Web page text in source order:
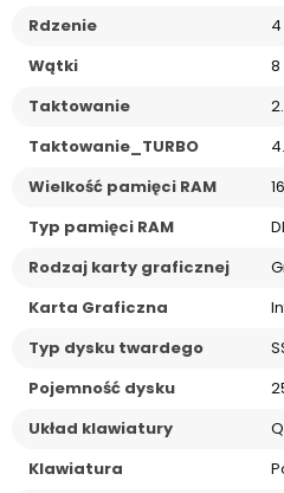
Rdzenie
4
Wątki
8
Taktowanie
Taktowanie_TURBO
Wielkość pamięci RAM
Typ pamięci RAM
Rodzaj karty graficznej
Karta Graficzna
Typ dysku twardego
Pojemność dysku
Układ klawiatury
Klawiatura